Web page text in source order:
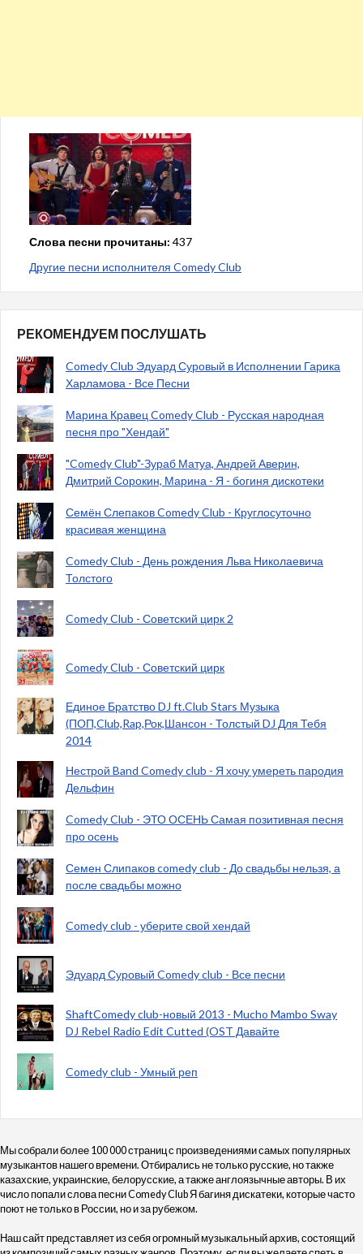
Слова песни прочитаны: 437
Другие песни исполнителя Comedy Club
РЕКОМЕНДУЕМ ПОСЛУШАТЬ
Comedy Club Эдуард Суровый в Исполнении Гарика
Харламова - Все Песни
Марина Кравец Comedy Club - Русская народная
песня про "Хендай"
"Comedy Club"-Зураб Матуа, Андрей Аверин,
Дмитрий Сорокин, Марина - Я - богиня дискотеки
Семён Слепаков Comedy Club - Круглосуточно
красивая женщина
Comedy Club - День рождения Льва Николаевича
Толстого
Comedy Club - Советский цирк 2
Comedy Club - Советский цирк
Единое Братство DJ ft.Club Stars Музыка
(ПОП,Club,Rap,Рок,Шансон - Толстый DJ Для Тебя
2014
Нестрой Band Comedy club - Я хочу умереть пародия
Дельфин
Comedy Club - ЭТО ОСЕНЬ Самая позитивная песня
про осень
Семен Слипаков comedy club - До свадьбы нельзя, а
после свадьбы можно
Comedy club - уберите свой хендай
Эдуард Суровый Comedy club - Все песни
ShaftComedy club-новый 2013 - Mucho Mambo Sway
DJ Rebel Radio Edit Cutted (OST Давайте
Comedy club - Умный реп
Мы собрали более 100 000 страниц с произведениями самых популярных
музыкантов нашего времени. Отбирались не только русские, но также
казахские, украинские, белорусские, а также англоязычные авторы. В их
число попали слова песни Comedy Club Я багиня дискатеки, которые часто
поют не только в России, но и за рубежом.
Наш сайт представляет из себя огромный музыкальный архив, состоящий